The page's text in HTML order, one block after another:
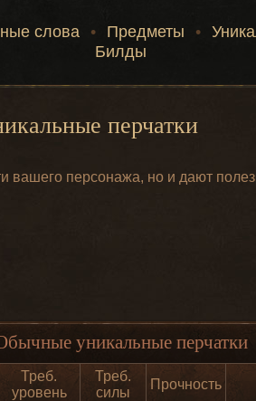
слова • Предметы •
Билды
перчатки
вашего персонажа, но и дают
уникальные перчатки
Треб.
уровень
Треб.
силы
Прочность